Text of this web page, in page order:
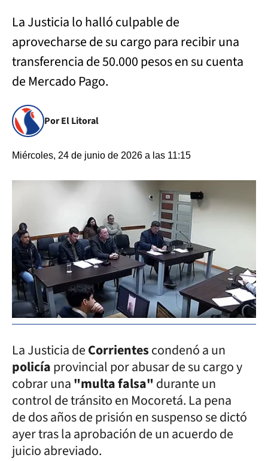
La Justicia lo halló culpable de
aprovecharse de su cargo para recibir una
transferencia de 50.000 pesos en su cuenta
de Mercado Pago.
Por El Litoral
Miércoles, 24 de junio de 2026 a las 11:15
La Justicia deCorrientescondenó a un
policíaprovincial por abusar de su cargo y
cobrar una"multa falsa"durante un
control de tránsito en Mocoretá. La pena
de dos años de prisión en suspenso se dictó
ayer tras la aprobación de un acuerdo de
juicio abreviado.